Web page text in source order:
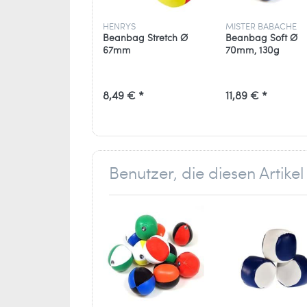
info[at]ballaballa.de
HENRYS
Beanbag Stretch Ø
67mm
8,49 € *
MISTER BABACHE
Beanbag Soft Ø
70mm, 130g
11,89 € *
Benutzer, die diesen